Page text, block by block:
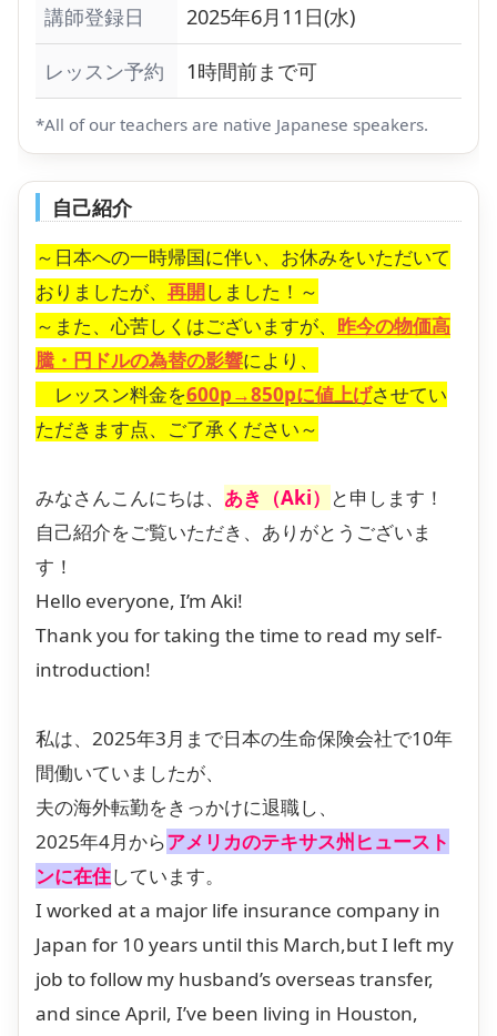
講師登録日
2025年6月11日(水)
レッスン予約
1時間前まで可
*All of our teachers are native Japanese speakers.
自己紹介
～日本への一時帰国に伴い、お休みをいただいて
おりましたが、 再開しました！～
～また、心苦しくはございますが、 昨今の物価高
騰・円ドルの為替の影響により、
レッスン料金を600p→850pに値上げさせてい
ただきます点、ご了承ください～
みなさんこんにちは、 あき（Aki） と申します！
自己紹介をご覧いただき、ありがとうございま
す！
Hello everyone, I’m Aki!
Thank you for taking the time to read my self-
introduction!
私は、2025年3月まで日本の生命保険会社で10年
間働いていましたが、
夫の海外転勤をきっかけに退職し、
2025年4月からアメリカのテキサス州ヒュースト
ンに在住しています。
I worked at a major life insurance company in
Japan for 10 years until this March,but I left my
job to follow my husband’s overseas transfer,
and since April, I’ve been living in Houston,